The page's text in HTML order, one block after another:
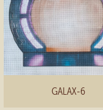
GALAX-6